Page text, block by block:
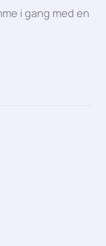
i gang med en